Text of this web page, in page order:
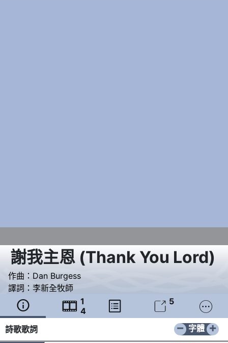
謝我主恩(Thank You Lord)
作曲： Dan Burgess
譯詞： 李新全牧師
  1
4
  5 
詩歌歌詞 − +
字體